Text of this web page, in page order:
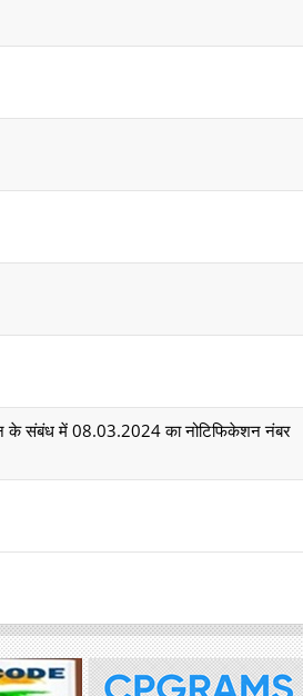
के संबंध में 08.03.2024 का नोटिफिकेशन नंबर